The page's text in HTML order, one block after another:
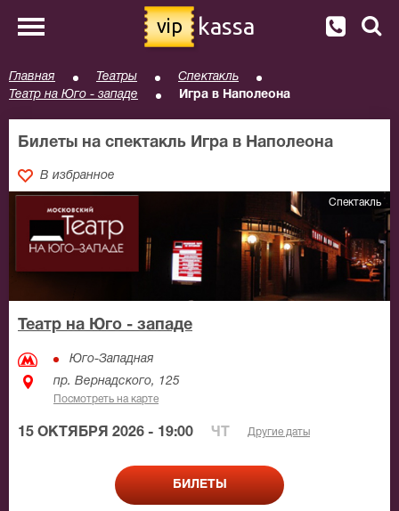
vip kassa
Главная Театры
Спектакль
Театр на Юго - западе
Игра в Наполеона
Билеты на спектакль Игра в Наполеона
В избранное
Спектакль
Театр на Юго - западе
Юго-Западная
пр. Вернадского, 125
Посмотреть на карте
15 ОКТЯБРЯ 2026 - 19:00 ЧТ Другие даты
БИЛЕТЫ